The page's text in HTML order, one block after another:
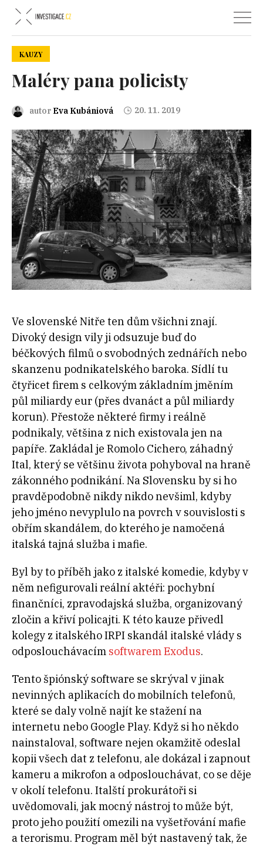
KAUZY
Maléry pana policisty
autor Eva Kubániová 20. 11. 2019
Ve slovenské Nitře ten dům všichni znají.
Divoký design vily ji odsuzuje buď do
béčkových filmů o svobodných zednářích nebo
skanzenu podnikatelského baroka. Sídlí tu
čtyřicet firem s celkovým základním jměním
půl miliardy eur (přes dvanáct a půl miliardy
korun). Přestože některé firmy i reálně
podnikaly, většina z nich existovala jen na
papíře. Zakládal je Romolo Cichero, záhadný
Ital, který se většinu života pohyboval na hraně
zákonného podnikání. Na Slovensku by si ho
pravděpodobně nikdy nikdo nevšiml, kdyby
jeho jméno nevyplulo na povrch v souvislosti s
obřím skandálem, do kterého je namočená
italská tajná služba i mafie.
Byl by to příběh jako z italské komedie, kdyby v
něm nefigurovali reální aktéři: pochybní
finančníci, zpravodajská služba, organizovaný
zločin a křiví policajti. K této kauze přivedl
kolegy z italského IRPI skandál italské vlády s
odposlouchávacím softwarem Exodus.
Tento špiónský software se skrýval v jinak
nevinných aplikacích do mobilních telefonů,
které se daly volně najít ke stažení na
internetu nebo Google Play. Když si ho někdo
nainstaloval, software nejen okamžitě odeslal
kopii všech dat z telefonu, ale dokázal i zapnout
kameru a mikrofon a odposlouchávat, co se děje
v okolí telefonu. Italští prokurátoři si
uvědomovali, jak mocný nástroj to může být,
proto jeho použití omezili na vyšetřování mafie
a terorismu. Program měl být nastavený tak, že